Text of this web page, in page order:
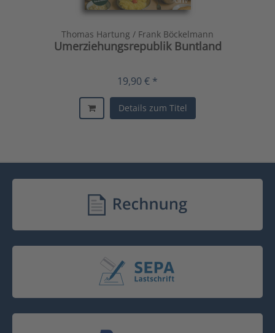
Thomas Hartung / Frank Böckelmann
Umerziehungsrepublik Buntland
19,90 € *
Details zum Titel